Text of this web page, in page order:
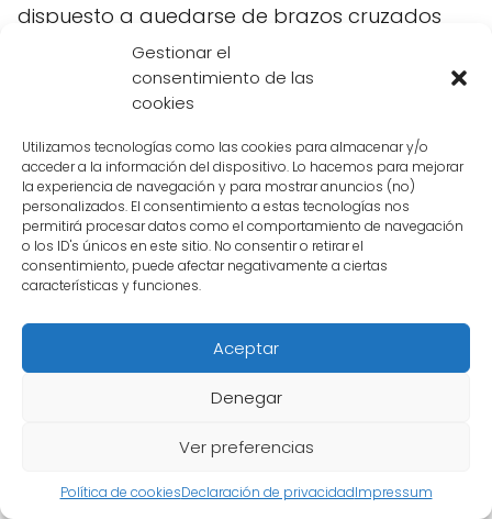
Gestionar el
consentimiento de las
cookies
Utilizamos tecnologías como las cookies para almacenar y/o
acceder a la información del dispositivo. Lo hacemos para mejorar
la experiencia de navegación y para mostrar anuncios (no)
personalizados. El consentimiento a estas tecnologías nos
permitirá procesar datos como el comportamiento de navegación
o los ID's únicos en este sitio. No consentir o retirar el
consentimiento, puede afectar negativamente a ciertas
características y funciones.
Aceptar
Denegar
Ver preferencias
Política de cookiesDeclaración de privacidadImpressum
dispuesto a quedarse de brazos cruzados
ante el Goku negro. Aunque ambos
comparten el mismo cuerpo, Goku está
dispuesto a luchar por su propia redención y
demostrar que su bondad y determinación
son más fuertes que cualquier maldad. Esta
lucha interna representa un desafío adicional
para el Saiyajin, quien debe encontrar la
forma de separarse de su versión maligna y
detener su reinado de terror.
La llegada del Goku negro ha sacudido
profundamente a los personajes de Dragon
Ball. Desde Vegeta hasta Gohan y el resto del
elenco, todos ellos se enfrentan a un desafío
de enfrentarse al enemigo más poderoso